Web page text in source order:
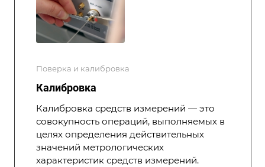
Поверка и калибровка
Калибровка
Калибровка средств измерений — это
совокупность операций, выполняемых в
целях определения действительных
значений метрологических
характеристик средств измерений.